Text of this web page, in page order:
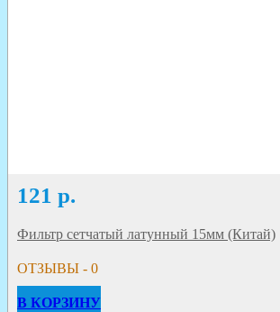
121 р.
Фильтр сетчатый латунный 15мм (Китай)
ОТЗЫВЫ - 0
В КОРЗИНУ